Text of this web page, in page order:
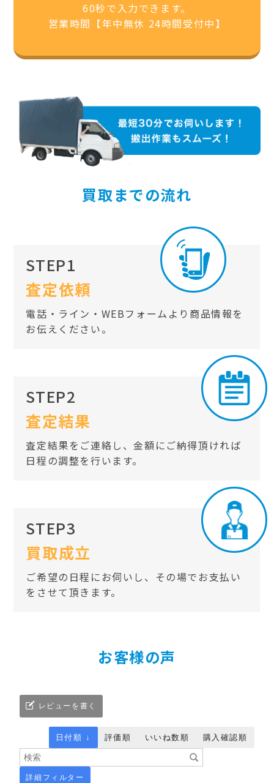
60秒で入力できます。
営業時間【年中無休 24時間受付中】
買取までの流れ
STEP1
査定依頼
電話・ライン・WEBフォームより商品情報を
お伝えください。
STEP2
査定結果
査定結果をご連絡し、金額にご納得頂ければ
日程の調整を行います。
STEP3
買取成立
ご希望の日程にお伺いし、その場でお支払い
をさせて頂きます。
お客様の声
レビューを書く
詳細フィルター
日付順 ↓ 評価順 いいね数順 購入確認順